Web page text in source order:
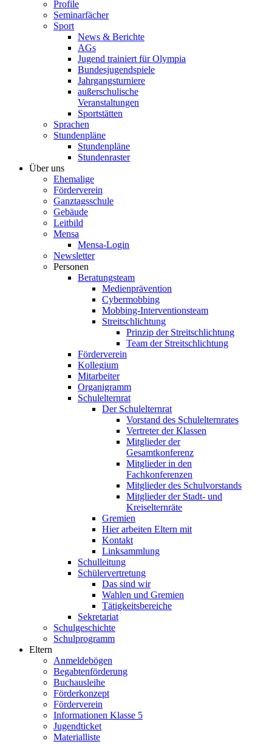
Profile
Seminarfächer
Sport
News & Berichte
AGs
Jugend trainiert für Olympia
Bundesjugendspiele
Jahrgangsturniere
außerschulische
Veranstaltungen
Sportstätten
Sprachen
Stundenpläne
Stundenpläne
Stundenraster
Über uns
Ehemalige
Förderverein
Ganztagsschule
Gebäude
Leitbild
Mensa
Mensa-Login
Newsletter
Personen
Beratungsteam
Medienprävention
Cybermobbing
Mobbing-Interventionsteam
Streitschlichtung
Prinzip der Streitschlichtung
Team der Streitschlichtung
Förderverein
Kollegium
Mitarbeiter
Organigramm
Schulelternrat
Der Schulelternrat
Vorstand des Schulelternrates
Vertreter der Klassen
Mitglieder der
Gesamtkonferenz
Mitglieder in den
Fachkonferenzen
Mitglieder des Schulvorstands
Mitglieder der Stadt- und
Kreiselternräte
Gremien
Hier arbeiten Eltern mit
Kontakt
Linksammlung
Schulleitung
Schülervertretung
Das sind wir
Wahlen und Gremien
Tätigkeitsbereiche
Sekretariat
Schulgeschichte
Schulprogramm
Eltern
Anmeldebögen
Begabtenförderung
Buchausleihe
Förderkonzept
Förderverein
Informationen Klasse 5
Jugendticket
Materialliste